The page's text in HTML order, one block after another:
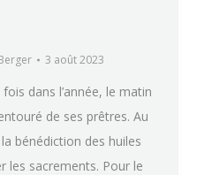
3 août 2023
dans l’année, le matin
de ses prêtres. Au
bénédiction des huiles
les sacrements. Pour le